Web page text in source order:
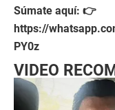
Súmate aquí: 👉
https://
PY0z
VIDEO